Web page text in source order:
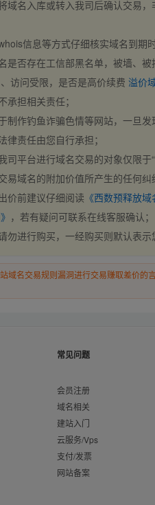
域名入库或转入我司后确认交易
信息等方式仔细核实域名到期
是否存在工信部黑名单，被墙、
访问受限，是否是高价续费 溢价
承担相关责任；
制作钓鱼诈骗色情等网站，一旦
律责任由您自行承担；
司平台进行域名交易的对象仅限于
易域名的附加价值所产生的任何
价前建议仔细阅读 《西数预释放
，若有疑问可联系在线客服确认；
勿进行购买，一经购买则默认表
域名交易规则漏洞进行交易赚取差价的
常见问题
会员注册
域名相关
建站入门
云服务/Vps
支付/发票
网站备案